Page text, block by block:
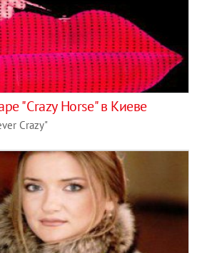
"Crazy Horse" в Киеве
Crazy"